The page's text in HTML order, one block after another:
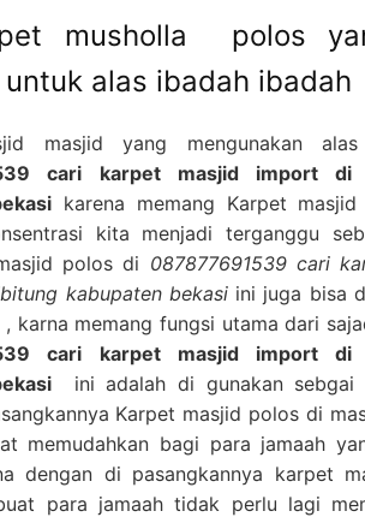
musholla polos
alas ibadah ibadah
masjid yang mengunakan
cari karpet masjid import di
karena memang Karpet
kita menjadi terganggu
polos di 087877691539 cari
kabupaten bekasiini juga bisa
karna memang fungsi utama dari
cari karpet masjid import di
ini adalah di gunakan sebgai
Karpet masjid polos di
memudahkan bagi para jamaah
dengan di pasangkannya karpet
para jamaah tidak perlu lagi